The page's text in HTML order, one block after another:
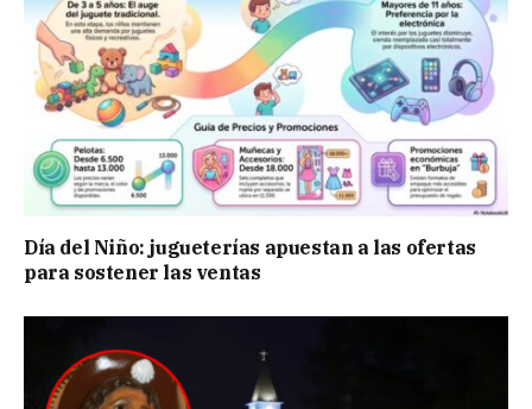
Día del Niño: jugueterías apuestan a las ofertas
para sostener las ventas